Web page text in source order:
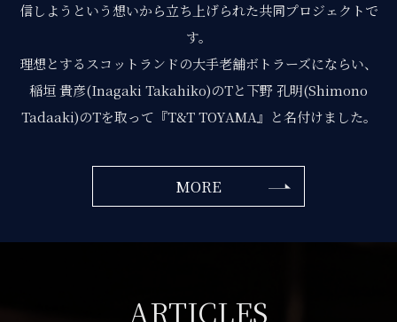
信しようという想いから⽴ち上げられた共同プロジェクトで
す。
理想とするスコットランドの⼤⼿⽼舗ボトラーズにならい、
稲垣 貴彦(Inagaki Takahiko)のTと下野 孔明(Shimono
Tadaaki)のTを取って 『T&T TOYAMA』と名付けました。
MORE
ARTICLES